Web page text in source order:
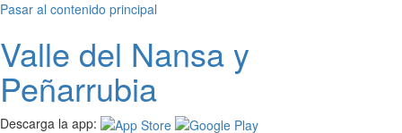
Pasar al contenido principal
Valle del Nansay
Peñarrubia
Descarga la app: